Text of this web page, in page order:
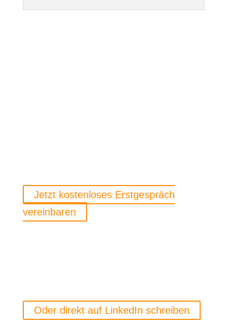
Jetzt kostenloses Erstgespräch
vereinbaren
Oder direkt auf LinkedIn schreiben